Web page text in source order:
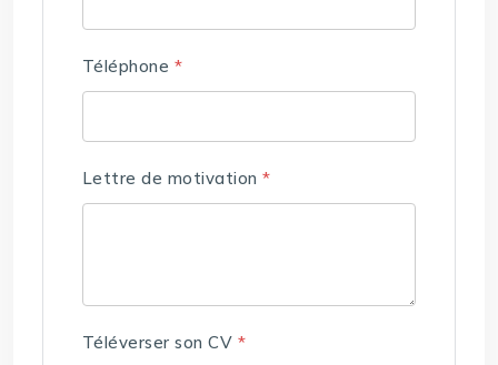
Téléphone *
Lettre de motivation*
Téléverser son CV *